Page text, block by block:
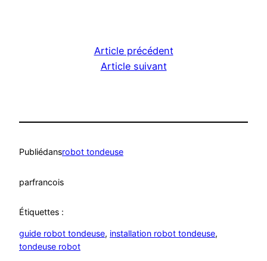
Article précédent
Article suivant
Publiédansrobot tondeuse
parfrancois
Étiquettes :
guide robot tondeuse, installation robot tondeuse
tondeuse robot